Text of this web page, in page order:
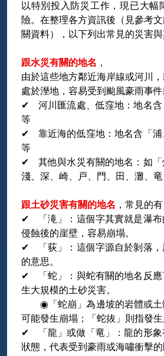
以特別投入防災工作，現已大幅
險。在整理各方資訊後（見參考
關資料），以下列出常見的災害與
跟水災有關的地名 ，
由於這些地方鄰近海岸線或河川
處於溼地，容易受到颱風豪雨事件
✔ 河川匯流處、低窪地：地名含
等
✔ 靠近海的低窪地：地名含「浦
等
✔ 其他與水災有關的地名：如「
淺、深、崎、戸、門、田、灘、竜
跟土砂災害有關的地名 ，常見的有
✔ 「滝」：這個字其實就是瀑布
侵蝕後的崖壁，容易崩塌。
✔ 「荻」：這個字源自於剝落，
的意思。
✔ 「蛇」：與蛇有關的地名反應
生大規模的土砂災害。
◉「蛇崩」為邊坡的岩體或土
可能發生崩塌；「蛇抜」則指發生
✔ 「龍」或做「竜」：龍的形象
狀態，代表受到豪雨或海嘯衝擊